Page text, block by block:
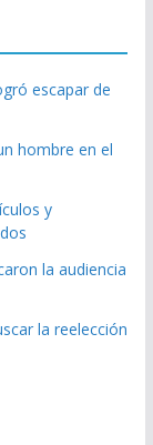
escapar de
hombre en el
y
la audiencia
la reelección